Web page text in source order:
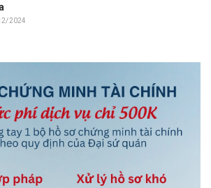
2024